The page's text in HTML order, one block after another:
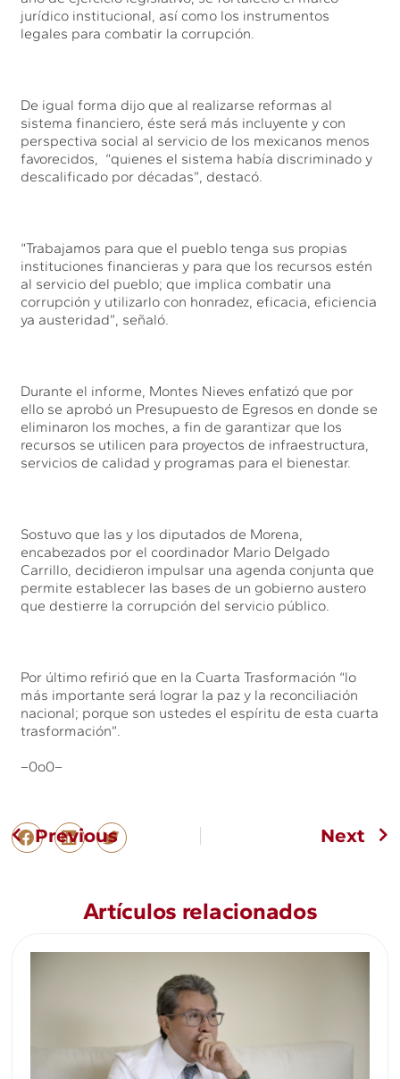
jurídico institucional, así como los instrumentos
legales para combatir la corrupción.
De igual forma dijo que al realizarse reformas al
sistema financiero, éste será más incluyente y con
perspectiva social al servicio de los mexicanos menos
favorecidos, “quienes el sistema había discriminado y
descalificado por décadas”, destacó.
“Trabajamos para que el pueblo tenga sus propias
instituciones financieras y para que los recursos estén
al servicio del pueblo; que implica combatir una
corrupción y utilizarlo con honradez, eficacia, eficiencia
ya austeridad”, señaló.
Durante el informe, Montes Nieves enfatizó que por
ello se aprobó un Presupuesto de Egresos en donde se
eliminaron los moches, a fin de garantizar que los
recursos se utilicen para proyectos de infraestructura,
servicios de calidad y programas para el bienestar.
Sostuvo que las y los diputados de Morena,
encabezados por el coordinador Mario Delgado
Carrillo, decidieron impulsar una agenda conjunta que
permite establecer las bases de un gobierno austero
que destierre la corrupción del servicio público.
Por último refirió que en la Cuarta Trasformación “lo
más importante será lograr la paz y la reconciliación
nacional; porque son ustedes el espíritu de esta cuarta
trasformación”.
–0o0–
Previous Next
Artículos relacionados